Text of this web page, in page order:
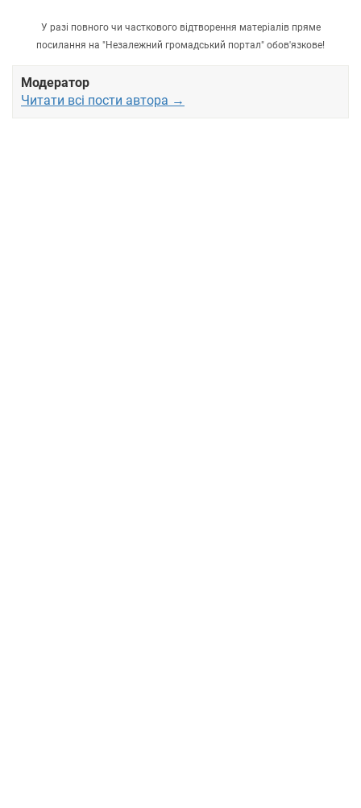
У разі повного чи часткового відтворення матеріалів пряме
посилання на "Незалежний громадський портал" обов'язкове!
Модератор
Читати всі пости автора →